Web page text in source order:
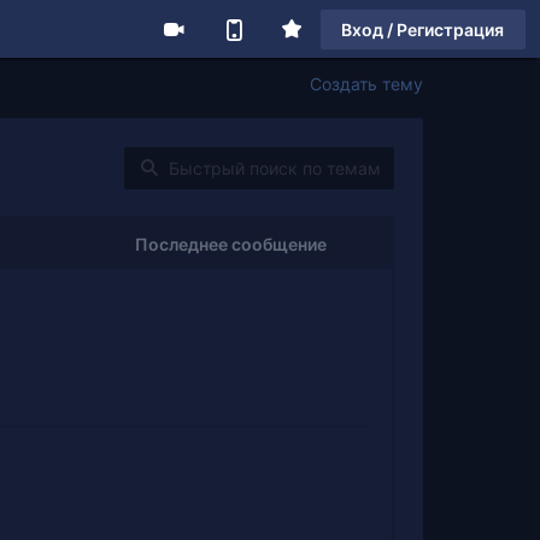
Вход / Регистрация
Создать тему
Последнее сообщение